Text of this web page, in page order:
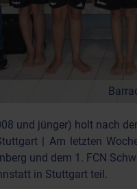
und jünger) holt nach
| Am letzten
und dem 1. FCN
in Stuttgart teil.